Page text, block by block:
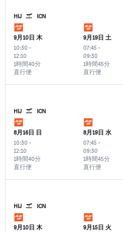
HIJ ICN
9月10日 木
10:30 -
12:10
直行便
1時間40分
9月19日 土
07:45 -
09:30
直行便
1時間45分
HIJ ICN
8月16日 日
10:30 -
12:10
直行便
1時間40分
8月19日 水
07:45 -
09:30
直行便
1時間45分
HIJ ICN
9月10日 木
9月15日 火